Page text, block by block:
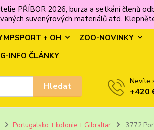
PŘÍBOR 2026, burza a setkání členů
suvenýrových materiálů atd.
+ OH
ZOO-NOVINKY
INFO ČLÁNKY
Hledat Nevíte
+420
Portugalsko + kolonie + Gibraltar 3772